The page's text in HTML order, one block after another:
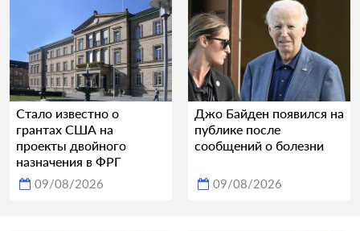
Стало известно о
грантах США на
проекты двойного
назначения в ФРГ
09/08/2026
Джо Байден появился на
публике после
сообщений о болезни
09/08/2026